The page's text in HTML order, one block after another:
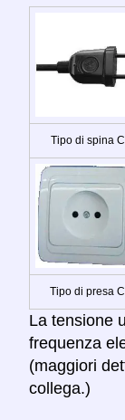
Tipo di spina C
Tipo di presa C
La tensione
frequenza
(maggiori
collega.)